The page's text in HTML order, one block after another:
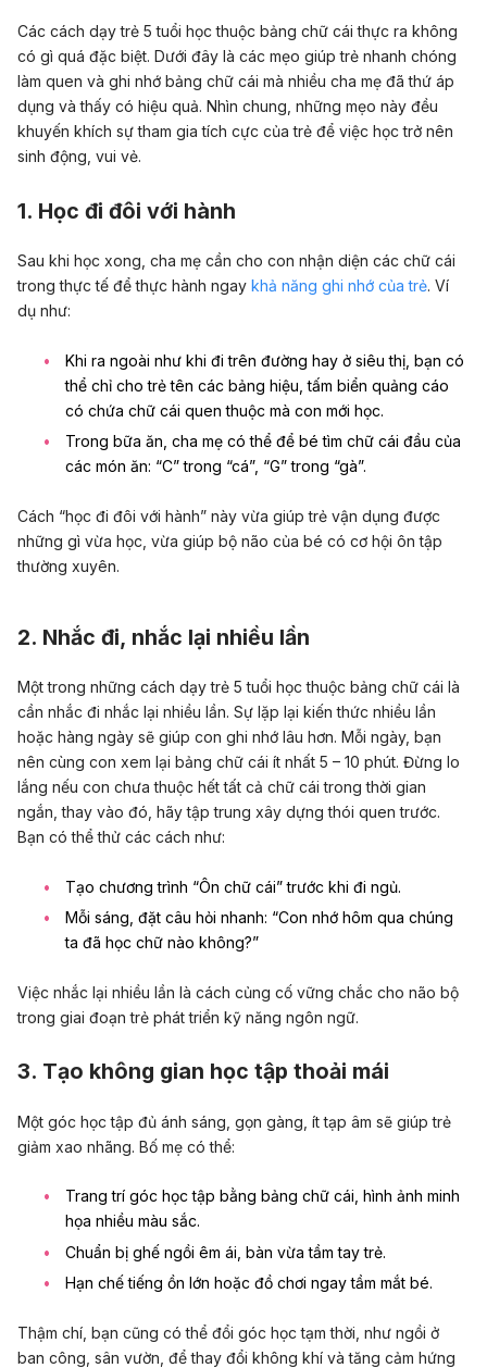
Các cách dạy trẻ 5 tuổi học thuộc bảng chữ cái thực ra không
có gì quá đặc biệt. Dưới đây là các mẹo giúp trẻ nhanh chóng
làm quen và ghi nhớ bảng chữ cái mà nhiều cha mẹ đã thứ áp
dụng và thấy có hiệu quả. Nhìn chung, những mẹo này đều
khuyến khích sự tham gia tích cực của trẻ để việc học trở nên
sinh động, vui vẻ.
1. Học đi đôi với hành
Sau khi học xong, cha mẹ cần cho con nhận diện các chữ cái
trong thực tế để thực hành ngay khả năng ghi nhớ của trẻ. Ví
dụ như:
Khi ra ngoài như khi đi trên đường hay ở siêu thị, bạn có
thể chỉ cho trẻ tên các bảng hiệu, tấm biển quảng cáo
có chứa chữ cái quen thuộc mà con mới học.
Trong bữa ăn, cha mẹ có thể để bé tìm chữ cái đầu của
các món ăn: “C” trong “cá”, “G” trong “gà”.
Cách “học đi đôi với hành” này vừa giúp trẻ vận dụng được
những gì vừa học, vừa giúp bộ não của bé có cơ hội ôn tập
thường xuyên.
2. Nhắc đi, nhắc lại nhiều lần
Một trong những cách dạy trẻ 5 tuổi học thuộc bảng chữ cái là
cần nhắc đi nhắc lại nhiều lần. Sự lặp lại kiến thức nhiều lần
hoặc hàng ngày sẽ giúp con ghi nhớ lâu hơn. Mỗi ngày, bạn
nên cùng con xem lại bảng chữ cái ít nhất 5 – 10 phút. Đừng lo
lắng nếu con chưa thuộc hết tất cả chữ cái trong thời gian
ngắn, thay vào đó, hãy tập trung xây dựng thói quen trước.
Bạn có thể thử các cách như:
Tạo chương trình “Ôn chữ cái” trước khi đi ngủ.
Mỗi sáng, đặt câu hỏi nhanh: “Con nhớ hôm qua chúng
ta đã học chữ nào không?”
Việc nhắc lại nhiều lần là cách củng cố vững chắc cho não bộ
trong giai đoạn trẻ phát triển kỹ năng ngôn ngữ.
3. Tạo không gian học tập thoải mái
Một góc học tập đủ ánh sáng, gọn gàng, ít tạp âm sẽ giúp trẻ
giảm xao nhãng. Bố mẹ có thể:
Trang trí góc học tập bằng bảng chữ cái, hình ảnh minh
họa nhiều màu sắc.
Chuẩn bị ghế ngồi êm ái, bàn vừa tầm tay trẻ.
Hạn chế tiếng ồn lớn hoặc đồ chơi ngay tầm mắt bé.
Thậm chí, bạn cũng có thể đổi góc học tạm thời, như ngồi ở
ban công, sân vườn, để thay đổi không khí và tăng cảm hứng